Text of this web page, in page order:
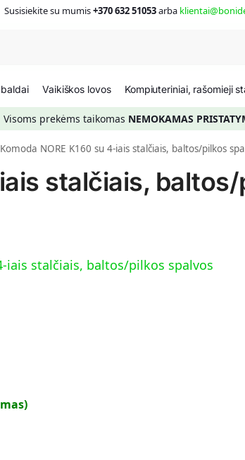
Susisiekite su mumis+370 632 51053arba
Vaikiškos lovos Kompiuteriniai, rašomieji
Visoms prekėms taikomas NEMOKAMAS
Komoda NORE K160 su 4-iais stalčiais, baltos/pilkos
stalčiais,